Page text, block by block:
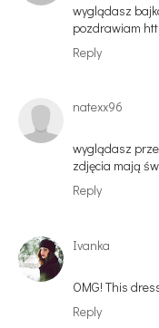
wyglądasz
pozdrawiam
Reply
natexx96
wyglądasz
zdjęcia mają
Reply
Ivanka
OMG! This
Reply